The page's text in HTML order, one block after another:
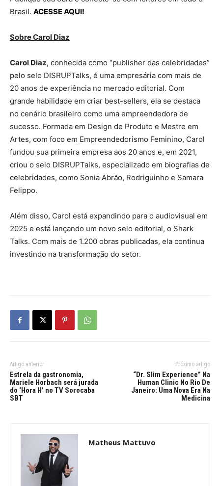
Brasil. ACESSE AQUI!
Sobre Carol Diaz
Carol Diaz, conhecida como “publisher das celebridades”
pelo selo DISRUPTalks, é uma empresária com mais de
20 anos de experiência no mercado editorial. Com
grande habilidade em criar best-sellers, ela se destaca
no cenário brasileiro como uma empreendedora de
sucesso. Formada em Design de Produto e Mestre em
Artes, com foco em Empreendedorismo Feminino, Carol
fundou sua primeira empresa aos 20 anos e, em 2021,
criou o selo DISRUPTalks, especializado em biografias de
celebridades, como Sonia Abrão, Rodriguinho e Samara
Felippo.
Além disso, Carol está expandindo para o audiovisual em
2025 e está lançando um novo selo editorial, o Shark
Talks. Com mais de 1.200 obras publicadas, ela continua
investindo na transformação do setor.
Artigo anterior
Estrela da gastronomia,
Mariele Horbach será jurada
do ‘Hora H’ no TV Sorocaba
SBT
Próximo artigo
“Dr. Slim Experience” Na
Human Clinic No Rio De
Janeiro: Uma Nova Era Na
Medicina
Matheus Mattuvo